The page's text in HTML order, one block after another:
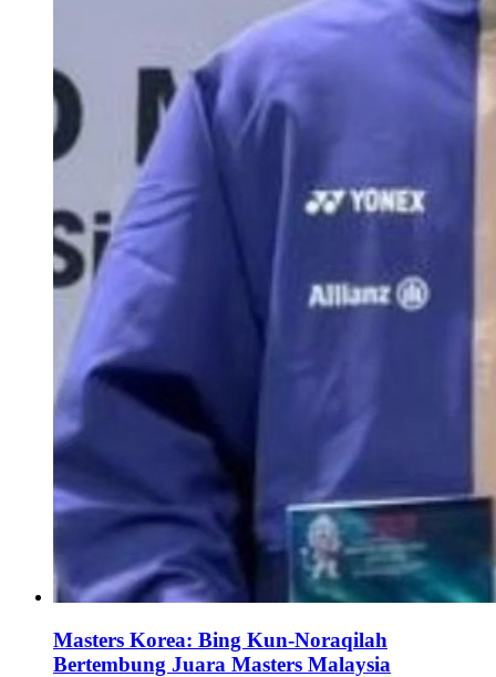
Masters Korea: Bing Kun-Noraqilah
Bertembung Juara Masters Malaysia